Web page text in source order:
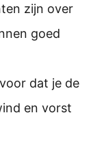
zijn over
goed
dat je de
en vorst